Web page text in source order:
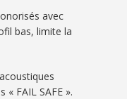
avec
bas, limite la
FAIL SAFE ».